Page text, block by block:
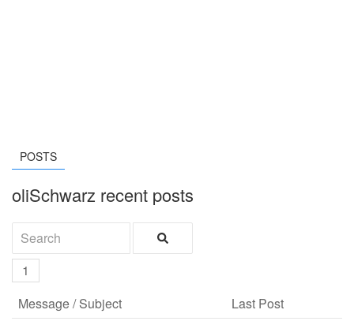
POSTS
oliSchwarz recent posts
1
Message / Subject
Last Post